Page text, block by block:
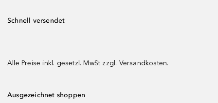
Schnell versendet
Alle Preise inkl. gesetzl. MwSt zzgl. Versandkosten.
Ausgezeichnet shoppen